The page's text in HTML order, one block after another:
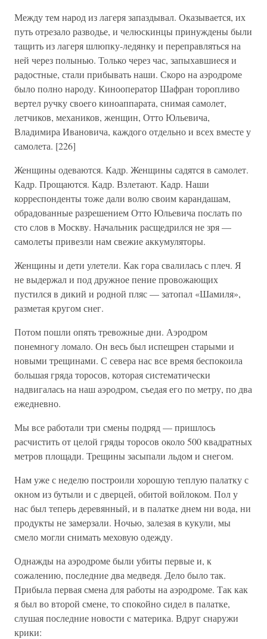
Между тем народ из лагеря запаздывал. Оказывается, их
путь отрезало разводье, и челюскинцы принуждены были
тащить из лагеря шлюпку-ледянку и переправляться на
ней через полынью. Только через час, запыхавшиеся и
радостные, стали прибывать наши. Скоро на аэродроме
было полно народу. Кинооператор Шафран торопливо
вертел ручку своего киноаппарата, снимая самолет,
летчиков, механиков, женщин, Отто Юльевича,
Владимира Ивановича, каждого отдельно и всех вместе у
самолета. [226]
Женщины одеваются. Кадр. Женщины садятся в самолет.
Кадр. Прощаются. Кадр. Взлетают. Кадр. Наши
корреспонденты тоже дали волю своим карандашам,
обрадованные разрешением Отто Юльевича послать по
сто слов в Москву. Начальник расщедрился не зря —
самолеты привезли нам свежие аккумуляторы.
Женщины и дети улетели. Как гора свалилась с плеч. Я
не выдержал и под дружное пение провожающих
пустился в дикий и родной пляс — затопал «Шамиля»,
разметая кругом снег.
Потом пошли опять тревожные дни. Аэродром
понемногу ломало. Он весь был испещрен старыми и
новыми трещинами. С севера нас все время беспокоила
большая гряда торосов, которая систематически
надвигалась на наш аэродром, съедая его по метру, по два
ежедневно.
Мы все работали три смены подряд — пришлось
расчистить от целой гряды торосов около 500 квадратных
метров площади. Трещины засыпали льдом и снегом.
Нам уже с неделю построили хорошую теплую палатку с
окном из бутыли и с дверцей, обитой войлоком. Пол у
нас был теперь деревянный, и в палатке днем ни вода, ни
продукты не замерзали. Ночью, залезая в кукули, мы
смело могли снимать меховую одежду.
Однажды на аэродроме были убиты первые и, к
сожалению, последние два медведя. Дело было так.
Прибыла первая смена для работы на аэродроме. Так как
я был во второй смене, то спокойно сидел в палатке,
слушая последние новости с материка. Вдруг снаружи
крики: